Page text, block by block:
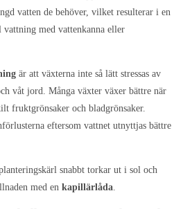
vatten de behöver, vilket resulterar i en
med vattenkanna eller
är att växterna inte så lätt stressas av
våt jord. Många växter växer bättre när
fruktgrönsaker och bladgrönsaker.
eftersom vattnet utnyttjas bättre
snabbt torkar ut i sol och
med en kapillärlåda.